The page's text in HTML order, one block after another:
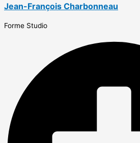
Jean-François Charbonneau
Forme Studio